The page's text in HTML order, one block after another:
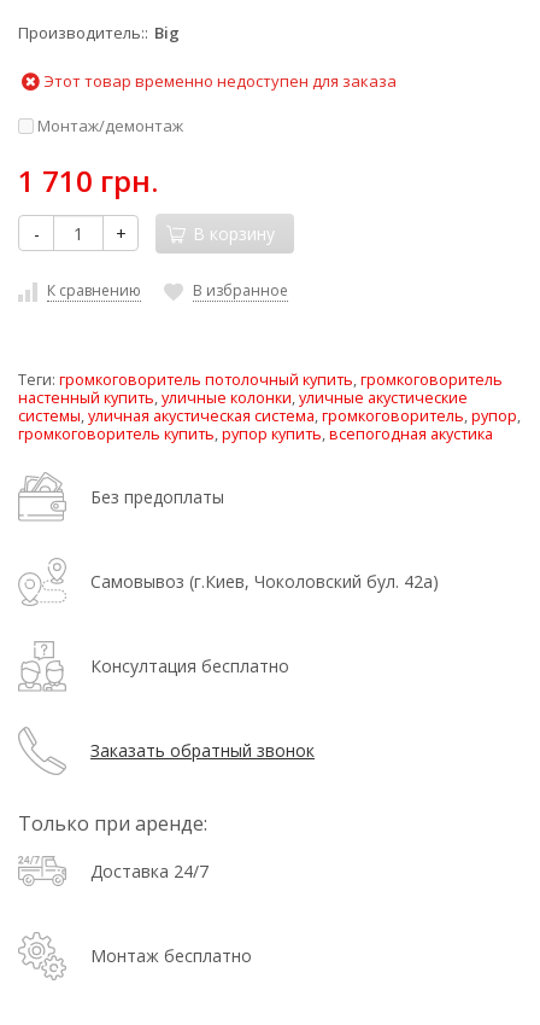
Производитель: Big
Этот товар временно недоступен для заказа
Монтаж/демонтаж
1 710 грн.
- + В корзину
К сравнению В избранное
Теги: громкоговоритель потолочный купить,громкоговоритель
настенный купить,уличные колонки,уличные акустические
системы,уличная акустическая система,громкоговоритель,рупор,
громкоговоритель купить,рупор купить,всепогодная акустика
Без предоплаты
Самовывоз (г.Киев, Чоколовский бул. 42а)
Консултация бесплатно
Заказать обратный звонок
Только при аренде:
Доставка 24/7
Монтаж бесплатно